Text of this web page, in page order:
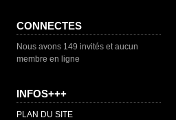
CONNECTES
Nous avons 149 invités et aucun
membre en ligne
INFOS+++
PLAN DU SITE